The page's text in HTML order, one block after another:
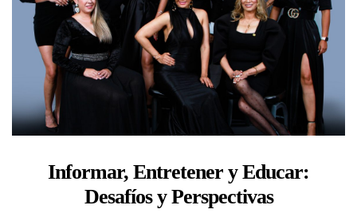
Informar, Entretener y Educar:
Desafíos y Perspectivas